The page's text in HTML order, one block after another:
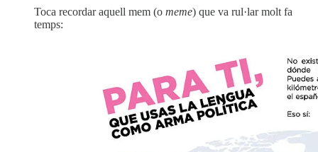
Toca recordar aquell mem (o meme) que va rul·lar molt fa
temps: